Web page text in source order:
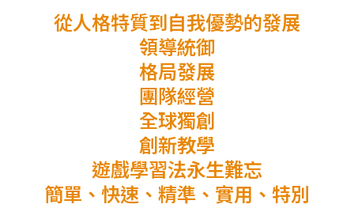
從人格特質到自我優勢的發展
領導統御
格局發展
團隊經營
全球獨創
創新教學
遊戲學習法永生難忘
簡單、快速、精準、實用、特別